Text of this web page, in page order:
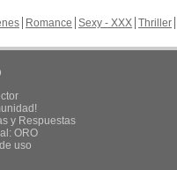
Romance Sexy - XXX Thriller
y Respuestas
ORO
uso